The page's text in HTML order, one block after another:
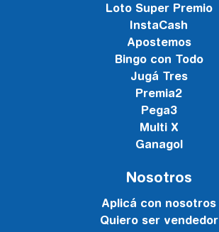
Loto Super Premio
InstaCash
Apostemos
Bingo con Todo
Jugá Tres
Premia2
Pega3
Multi X
Ganagol
Nosotros
Aplicá con nosotros
Quiero ser vendedor